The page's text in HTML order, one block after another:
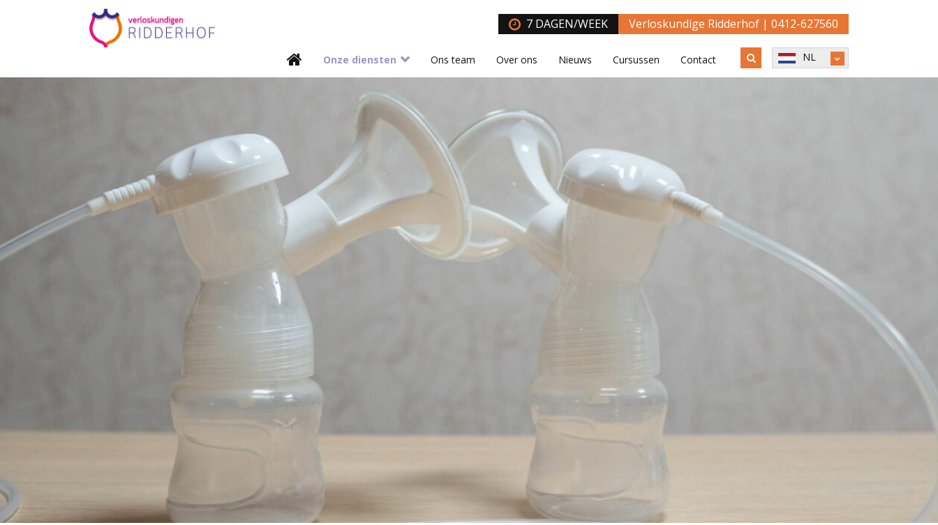
Onze diensten Ons team Over ons Nieuws Cursussen Contact
NL
EN
7 DAGEN/WEEK Verloskundige Ridderhof | 0412-627560­